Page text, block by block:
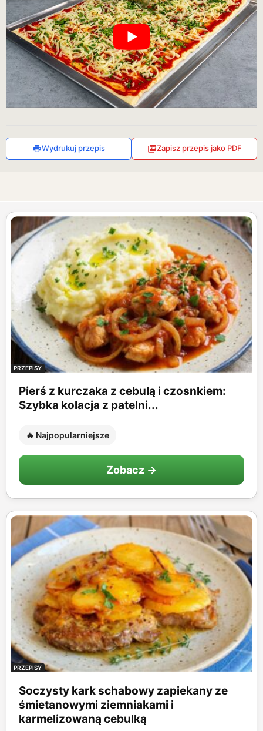
Wydrukuj przepis Zapisz przepis jako PDF
PRZEPISY
Pierś z kurczaka z cebulą i czosnkiem:
Szybka kolacja z patelni...
🔥 Najpopularniejsze
Zobacz →
PRZEPISY
Soczysty kark schabowy zapiekany ze
śmietanowymi ziemniakami i
karmelizowaną cebulką